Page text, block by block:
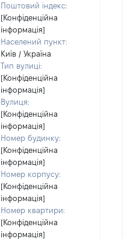
Поштовий індекс:
[Конфіденційна
інформація]
Населений пункт:
Київ / Україна
Тип вулиці:
[Конфіденційна
інформація]
Вулиця:
[Конфіденційна
інформація]
Номер будинку:
[Конфіденційна
інформація]
Номер корпусу:
[Конфіденційна
інформація]
Номер квартири:
[Конфіденційна
інформація]